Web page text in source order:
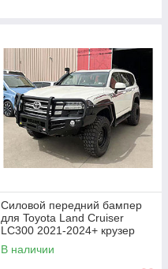
Силовой передний бампер
для Toyota Land Cruiser
LC300 2021-2024+ крузер
крузак кенгурятник
крепление под лебедку
В наличии